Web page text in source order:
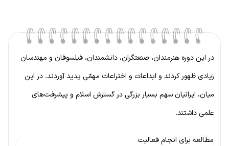
در این دوره هنرمندان، صنعتگران، دانشمندان، فیلسوفان و مهندسان
زیادی ظهور کردند و ابداعات و اختراعات مهمّی پدید آوردند. در این
میان، ایرانیان سهم بسیار بزرگی در گسترش اسلام و پیشرفت‌های
علمی داشتند.
مطالعه برای انجام فعالیت